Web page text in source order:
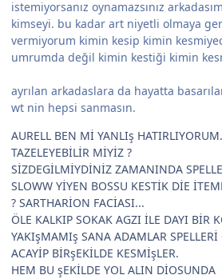
istemiyorsanız oynamazsınız
kimseyi. bu kadar art niyetli olmaya
vermiyorum kimin kesip kimin
umrumda değil kimin kestiği kimin
ayrılan arkadaslara da hayatta
wt nin hepsi sanmasın.
AURELL BEN Mİ YANLIş
TAZELEYEBİLİR MİYİZ ?
SİZDEGİLMİYDİNİZ ZAMANINDA
SLOWW YİYEN BOSSU KESTİK DİE
? SARTHARİON FACİASI...
ÖLE KALKIP SOKAK AGZI İLE DAYI BİR
YAKIşMAMIş SANA ADAMLAR
ACAYİP BİRşEKİLDE KESMİşLER.
HEM BU şEKİLDE YOL ALIN DİOSUNDA